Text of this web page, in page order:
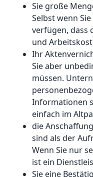
Sie große
Selbst wenn
verfügen, dass
und
Ihr
Sie aber
müssen.
Informationen
einfach im
die
sind als der
Wenn Sie nur
ist ein
Sie eine